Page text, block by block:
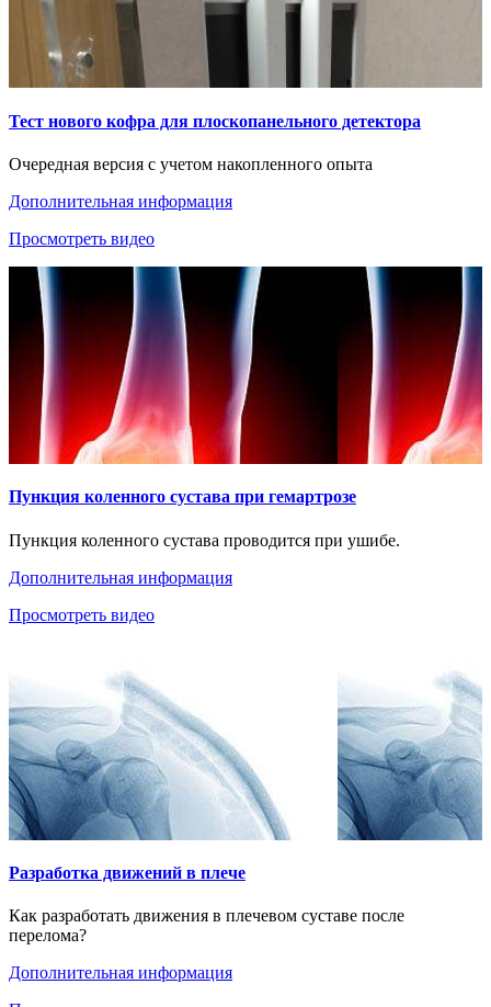
Тест нового кофра для плоскопанельного детектора
Очередная версия с учетом накопленного опыта
Дополнительная информация
Просмотреть видео
Пункция коленного сустава при гемартрозе
Пункция коленного сустава проводится при ушибе.
Дополнительная информация
Просмотреть видео
Разработка движений в плече
Как разработать движения в плечевом суставе после
перелома?
Дополнительная информация